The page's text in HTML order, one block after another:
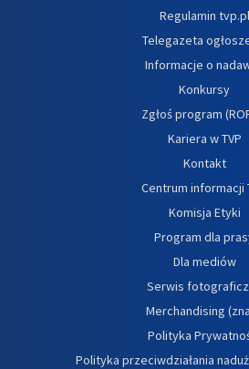
Regulamin tvp.pl
Telegazeta
Informacje o
Konkursy
Zgłoś program
Kariera w TVP
Kontakt
Centrum informacji
Komisja Etyki
Program dla
Dla mediów
Serwis
Merchandising
Polityka
Polityka przeciwdziałania